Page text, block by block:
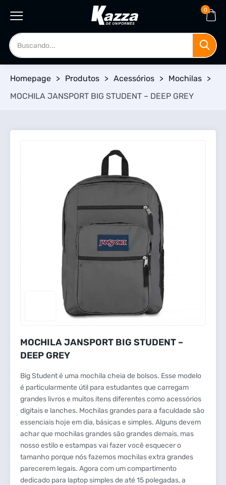
0
Homepage > Produtos > Acessórios > Mochilas >
MOCHILA JANSPORT BIG STUDENT – DEEP GREY
MOCHILA JANSPORT BIG STUDENT –
DEEP GREY
Big Student é uma mochila cheia de bolsos. Esse modelo
é particularmente útil para estudantes que carregam
grandes livros e muitos itens diferentes como acessórios
digitais e lanches. Mochilas grandes para a faculdade são
essenciais hoje em dia, básicas e simples. Alguns devem
achar que mochilas grandes são grandes demais, mas
nosso estilo e estampas vai fazer você esquecer o
tamanho porque nós fazemos mochilas extra grandes
parecerem legais. Agora com um compartimento
dedicado para laptop simples de até 15 polegadas, a